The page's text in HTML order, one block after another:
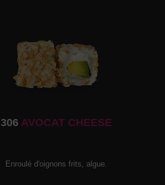
306 AVOCAT CHEESE
Enroulé d'oignons frits, algue.